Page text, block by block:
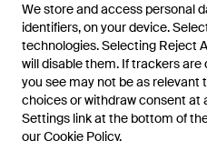
We store and access personal
identifiers, on your device.
technologies. Selecting Reject
will disable them. If trackers
you see may not be as relevant
choices or withdraw consent at
Settings link at the bottom of
ourCookie Policy.
Hulp en informatie